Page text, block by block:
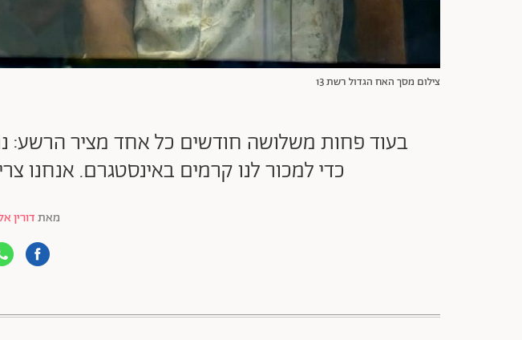
צילום מסך האח הגדול רשת 13
בעוד פחות משלושה חודשים כל אחד מציר הרשע:
כדי למכור לנו קרמים באינסטגרם. אנחנו
מאתדורין